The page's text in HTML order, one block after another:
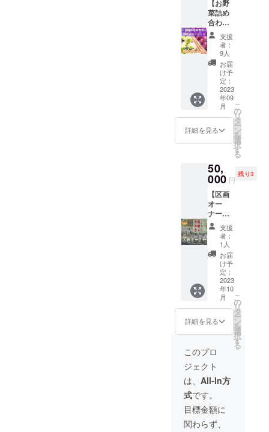
も安心
して栽
培する
ことが
できま
す。 夏
休みの
自由研
究(観察
日記)な
どにも
お役立
だける
内容で
容］ ・
プラン
ターの
大きさ
(24セン
チx15セ
ンチx11
センチ)
・土壌
改良剤
入りの
土(自然
土、改
良剤)や
重量
4kg ・
使用方
扱説明
書有り
・種の
種類ラ
ディッ
シュ、
サラダ
小松菜
など)や
ジで
す。 ※
食品表
示はお
届け商
品に表
記され
ます。
れ野菜
の収穫
をする
という
経験は
とても
貴重な
もの。
普段何
気なく
食べて
いる野
菜がど
のよう
かを肌
で感じ
ること
のでき
るリ
ターン
です。
［内
容］ ・
親子で
の野菜
の収穫
体験 ・
１支援
当たり
の参加
人数
（大人2
供3人ま
［備
考］ ・
ご希望
の方と
スケ
ジュー
ル調整
【お野
菜詰め
合わせ3
種類
セッ
ト】 宮
崎県産
土壌改
良剤を
配合し
た土で
育てた
美味し
いお野
菜詰め
合わせ3
セット
合計
4.6kg［
例：サ
ツマイ
モ2kg,
ゴボウ
600g,玉
ねぎ
2kg］|
宮崎県
クール
便にて
お届け
※季節の
野菜を
詰め合
いたし
ます。※
画像は
イメー
ジで
す。 ※
食品表
示はお
届け商
支援
者：
9人
お届
け予
定：
2023
年09
月
詳細を見る
こ
の
リ
タ
ー
ン
を
選
択
す
る
50,
000 円
残り3
【区画
オー
ナー】
宮崎県
串間市
の武田
農園さ
んにご
協力い
ただ
き、農
園の区
画が
「あな
ただけ
の畑」
になり
ます！
作りた
い野菜
などの
打ち合
わせを
メール
等で行
支援
者：
1人
お届
け予
定：
2023
年10
月
詳細を見る
こ
の
リ
タ
ー
ン
を
選
択
す
る
このプロ
ジェクト
は、 All-In方
式です。
目標金額に
関わらず、